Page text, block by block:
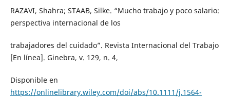
RAZAVI, Shahra; STAAB, Silke. “Mucho trabajo y poco salario:
perspectiva internacional de los
trabajadores del cuidado”. Revista Internacional del Trabajo
[En línea]. Ginebra, v. 129, n. 4,
Disponible en
https://onlinelibrary.wiley.com/doi/abs/10.1111/j.1564-